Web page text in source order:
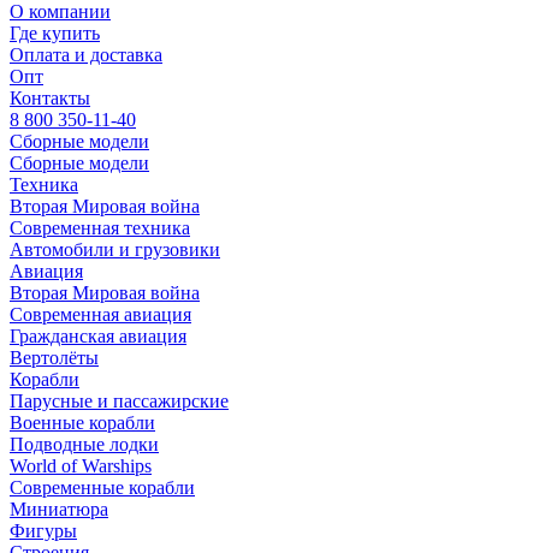
О компании
Где купить
Оплата и доставка
Опт
Контакты
8 800 350-11-40
Сборные модели
Сборные модели
Техника
Вторая Мировая война
Современная техника
Автомобили и грузовики
Авиация
Вторая Мировая война
Современная авиация
Гражданская авиация
Вертолёты
Корабли
Парусные и пассажирские
Военные корабли
Подводные лодки
World of Warships
Современные корабли
Миниатюра
Фигуры